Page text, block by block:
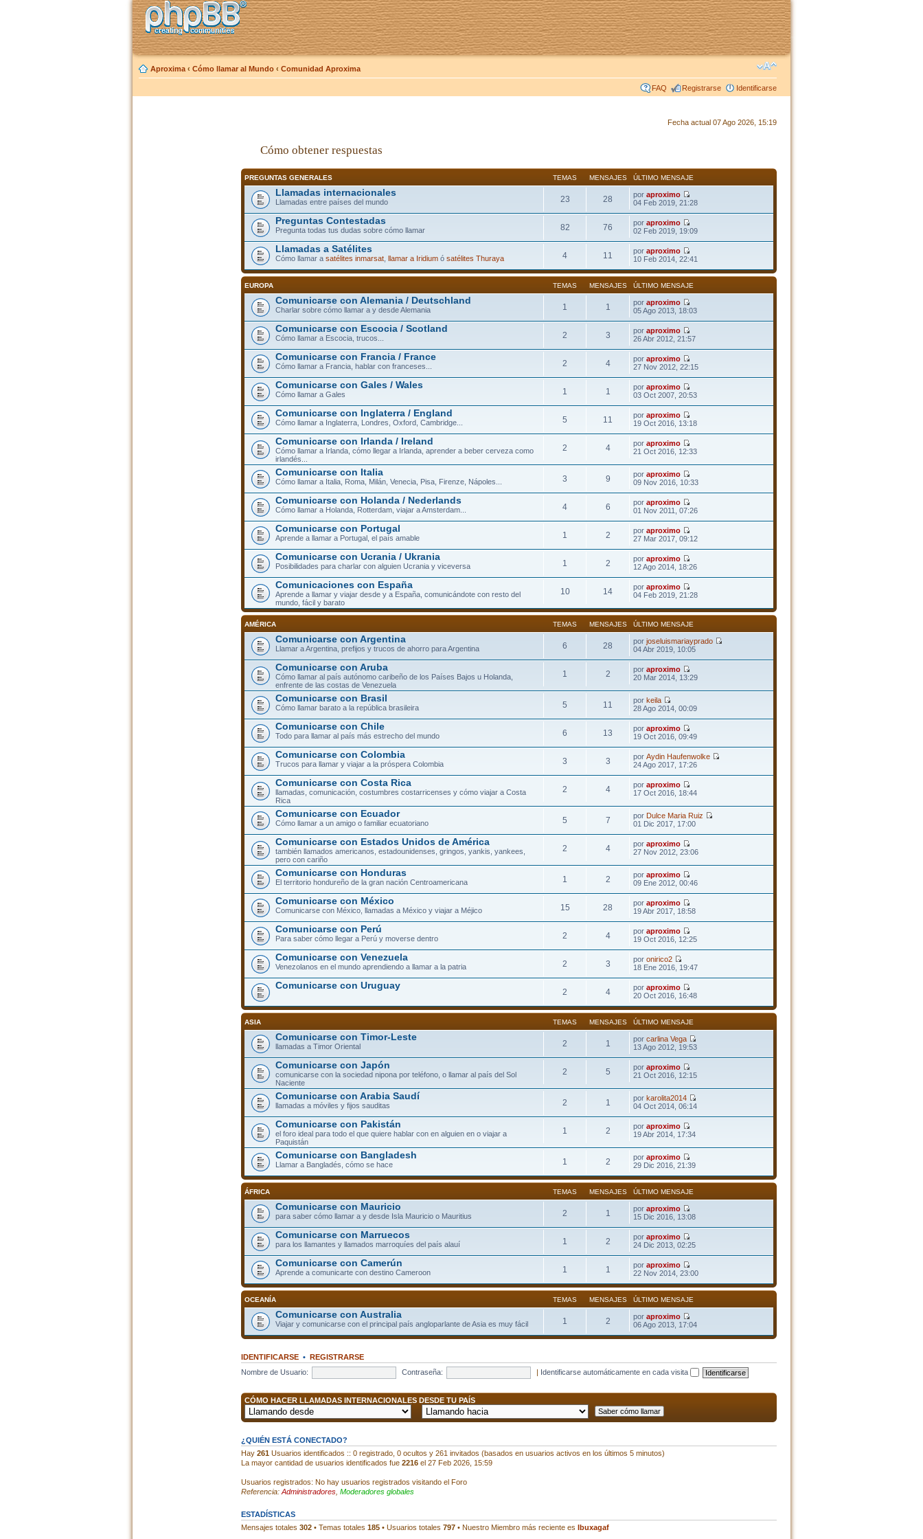
Aproxima ‹ Cómo llamar al Mundo ‹ Comunidad Aproxima
FAQ Registrarse Identificarse
Fecha actual 07 Ago 2026, 15:19
Cómo obtener respuestas
PREGUNTAS GENERALES TEMAS MENSAJES ÚLTIMO MENSAJE
Llamadas internacionales
Llamadas entre países del mundo 23 28 poraproximo
04 Feb 2019, 21:28
Preguntas Contestadas
Pregunta todas tus dudas sobre cómo llamar 82 76 poraproximo
02 Feb 2019, 19:09
Llamadas a Satélites
Cómo llamar a satélites inmarsat, llamar a Iridiumó satélites Thuraya 4 11 poraproximo
10 Feb 2014, 22:41
EUROPA TEMAS MENSAJES ÚLTIMO MENSAJE
Comunicarse con Alemania / Deutschland
Charlar sobre cómo llamar a y desde Alemania 1 1 poraproximo
05 Ago 2013, 18:03
Comunicarse con Escocia / Scotland
Cómo llamar a Escocia, trucos... 2 3 poraproximo
26 Abr 2012, 21:57
Comunicarse con Francia / France
Cómo llamar a Francia, hablar con franceses... 2 4 poraproximo
27 Nov 2012, 22:15
Comunicarse con Gales / Wales
Cómo llamar a Gales 1 1 poraproximo
03 Oct 2007, 20:53
Comunicarse con Inglaterra / England
Cómo llamar a Inglaterra, Londres, Oxford, Cambridge... 5 11 poraproximo
19 Oct 2016, 13:18
Comunicarse con Irlanda / Ireland
Cómo llamar a Irlanda, cómo llegar a Irlanda, aprender a beber cerveza como
irlandés...
2 4 poraproximo
21 Oct 2016, 12:33
Comunicarse con Italia
Cómo llamar a Italia, Roma, Milán, Venecia, Pisa, Firenze, Nápoles... 3 9 poraproximo
09 Nov 2016, 10:33
Comunicarse con Holanda / Nederlands
Cómo llamar a Holanda, Rotterdam, viajar a Amsterdam... 4 6 poraproximo
01 Nov 2011, 07:26
Comunicarse con Portugal
Aprende a llamar a Portugal, el país amable 1 2 poraproximo
27 Mar 2017, 09:12
Comunicarse con Ucrania / Ukrania
Posibilidades para charlar con alguien Ucrania y viceversa 1 2 poraproximo
12 Ago 2014, 18:26
Comunicaciones con España
Aprende a llamar y viajar desde y a España, comunicándote con resto del
mundo, fácil y barato
10 14 poraproximo
04 Feb 2019, 21:28
AMÉRICA TEMAS MENSAJES ÚLTIMO MENSAJE
Comunicarse con Argentina
Llamar a Argentina, prefijos y trucos de ahorro para Argentina 6 28 porjoseluismariayprado
04 Abr 2019, 10:05
Comunicarse con Aruba
Cómo llamar al país autónomo caribeño de los Países Bajos u Holanda,
enfrente de las costas de Venezuela
1 2 poraproximo
20 Mar 2014, 13:29
Comunicarse con Brasil
Cómo llamar barato a la república brasileira 5 11 porkeila
28 Ago 2014, 00:09
Comunicarse con Chile
Todo para llamar al país más estrecho del mundo 6 13 poraproximo
19 Oct 2016, 09:49
Comunicarse con Colombia
Trucos para llamar y viajar a la próspera Colombia 3 3 porAydin Haufenwolke
24 Ago 2017, 17:26
Comunicarse con Costa Rica
llamadas, comunicación, costumbres costarricenses y cómo viajar a Costa
Rica
2 4 poraproximo
17 Oct 2016, 18:44
Comunicarse con Ecuador
Cómo llamar a un amigo o familiar ecuatoriano 5 7 porDulce Maria Ruiz
01 Dic 2017, 17:00
Comunicarse con Estados Unidos de América
también llamados americanos, estadounidenses, gringos, yankis, yankees,
pero con cariño
2 4 poraproximo
27 Nov 2012, 23:06
Comunicarse con Honduras
El territorio hondureño de la gran nación Centroamericana 1 2 poraproximo
09 Ene 2012, 00:46
Comunicarse con México
Comunicarse con México, llamadas a México y viajar a Méjico 15 28 poraproximo
19 Abr 2017, 18:58
Comunicarse con Perú
Para saber cómo llegar a Perú y moverse dentro 2 4 poraproximo
19 Oct 2016, 12:25
Comunicarse con Venezuela
Venezolanos en el mundo aprendiendo a llamar a la patria 2 3 poronirico2
18 Ene 2016, 19:47
Comunicarse con Uruguay
2 4 poraproximo
20 Oct 2016, 16:48
ASIA TEMAS MENSAJES ÚLTIMO MENSAJE
Comunicarse con Timor-Leste
llamadas a Timor Oriental 2 1 porcarlina Vega
13 Ago 2012, 19:53
Comunicarse con Japón
comunicarse con la sociedad nipona por teléfono, o llamar al país del Sol
Naciente
2 5 poraproximo
21 Oct 2016, 12:15
Comunicarse con Arabia Saudí
llamadas a móviles y fijos sauditas 2 1 porkarolita2014
04 Oct 2014, 06:14
Comunicarse con Pakistán
el foro ideal para todo el que quiere hablar con en alguien en o viajar a
Paquistán
1 2 poraproximo
19 Abr 2014, 17:34
Comunicarse con Bangladesh
Llamar a Bangladés, cómo se hace 1 2 poraproximo
29 Dic 2016, 21:39
ÁFRICA TEMAS MENSAJES ÚLTIMO MENSAJE
Comunicarse con Mauricio
para saber cómo llamar a y desde Isla Mauricio o Mauritius 2 1 poraproximo
15 Dic 2016, 13:08
Comunicarse con Marruecos
para los llamantes y llamados marroquíes del país alauí 1 2 poraproximo
24 Dic 2013, 02:25
Comunicarse con Camerún
Aprende a comunicarte con destino Cameroon 1 1 poraproximo
22 Nov 2014, 23:00
OCEANÍA TEMAS MENSAJES ÚLTIMO MENSAJE
Comunicarse con Australia
Viajar y comunicarse con el principal país angloparlante de Asia es muy fácil 1 2 poraproximo
06 Ago 2013, 17:04
IDENTIFICARSE• REGISTRARSE
Nombre de Usuario:
Contraseña: | Identificarse automáticamente en cada visita
CÓMO HACER LLAMADAS INTERNACIONALES DESDE TU PAÍS
¿QUIÉN ESTÁ CONECTADO?
Hay 261Usuarios identificados :: 0 registrado, 0 ocultos y 261 invitados (basados en usuarios activos en los últimos 5 minutos)
La mayor cantidad de usuarios identificados fue 2216el 27 Feb 2026, 15:59
Usuarios registrados: No hay usuarios registrados visitando el Foro
Referencia: Administradores, Moderadores globales
ESTADÍSTICAS
Mensajes totales 302• Temas totales 185• Usuarios totales 797• Nuestro Miembro más reciente es Ibuxagaf